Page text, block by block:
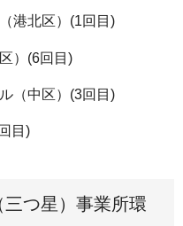
港北区）(1回目)
）(6回目)
（中区）(3回目)
目)
つ星）事業所環